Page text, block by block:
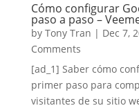
Cómo configurar
paso a paso –
by Tony Tran | Dec 7,
Comments
[ad_1] Saber cómo
primer paso para
visitantes de su sitio